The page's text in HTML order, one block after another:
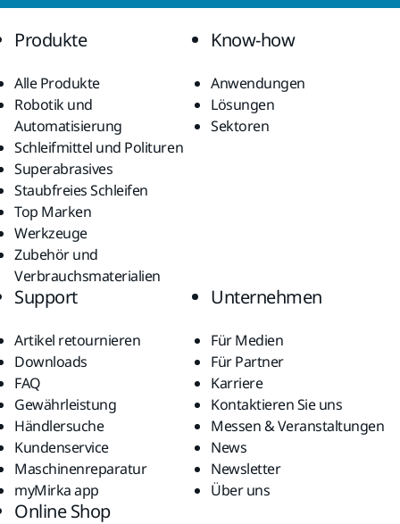
Produkte
Alle Produkte
Robotik und
Automatisierung
Schleifmittel und Polituren
Superabrasives
Staubfreies Schleifen
Top Marken
Werkzeuge
Zubehör und
Verbrauchsmaterialien
Know-how
Anwendungen
Lösungen
Sektoren
Support
Artikel retournieren
Downloads
FAQ
Gewährleistung
Händlersuche
Kundenservice
Maschinenreparatur
myMirka app
Unternehmen
Für Medien
Für Partner
Karriere
Kontaktieren Sie uns
Messen & Veranstaltungen
News
Newsletter
Über uns
Online Shop